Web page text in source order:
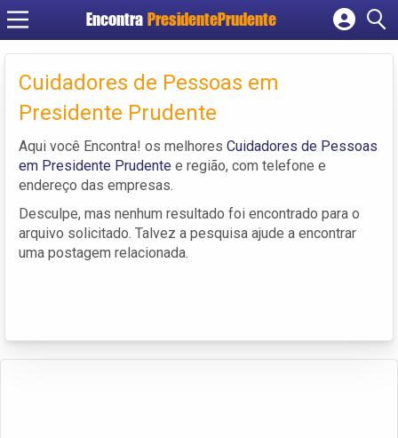
Encontra PresidentePrudente
Cadastrar empresa
Criar conta
Cuidadores de Pessoas em
Presidente Prudente
Aqui você Encontra! os melhores Cuidadores de Pessoas
em Presidente Prudente e região, com telefone e
endereço das empresas.
Desculpe, mas nenhum resultado foi encontrado para o
arquivo solicitado. Talvez a pesquisa ajude a encontrar
uma postagem relacionada.